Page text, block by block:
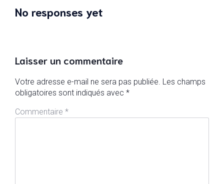
No responses yet
Laisser un commentaire
Votre adresse e-mail ne sera pas publiée. Les champs
obligatoires sont indiqués avec *
Commentaire *